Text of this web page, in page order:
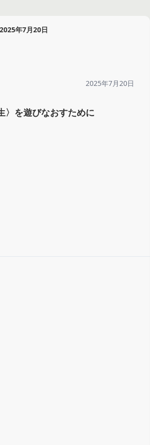
2025年7月20日
2025年7月20日
を遊びなおすために